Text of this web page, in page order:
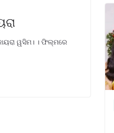
ୱସିମ। । ଫିଲ୍ମରେ